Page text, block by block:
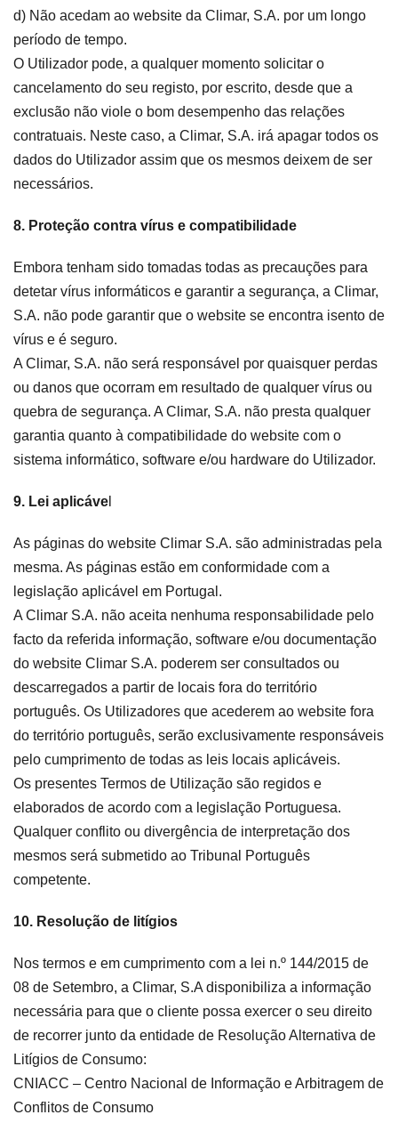
d) Não acedam ao website da Climar, S.A. por um longo
período de tempo.
O Utilizador pode, a qualquer momento solicitar o
cancelamento do seu registo, por escrito, desde que a
exclusão não viole o bom desempenho das relações
contratuais. Neste caso, a Climar, S.A. irá apagar todos os
dados do Utilizador assim que os mesmos deixem de ser
necessários.
8. Proteção contra vírus e compatibilidade
Embora tenham sido tomadas todas as precauções para
detetar vírus informáticos e garantir a segurança, a Climar,
S.A. não pode garantir que o website se encontra isento de
vírus e é seguro.
A Climar, S.A. não será responsável por quaisquer perdas
ou danos que ocorram em resultado de qualquer vírus ou
quebra de segurança. A Climar, S.A. não presta qualquer
garantia quanto à compatibilidade do website com o
sistema informático, software e/ou hardware do Utilizador.
9. Lei aplicáve
As páginas do website Climar S.A. são administradas pela
mesma. As páginas estão em conformidade com a
legislação aplicável em Portugal.
A Climar S.A. não aceita nenhuma responsabilidade pelo
facto da referida informação, software e/ou documentação
do website Climar S.A. poderem ser consultados ou
descarregados a partir de locais fora do território
português. Os Utilizadores que acederem ao website fora
do território português, serão exclusivamente responsáveis
pelo cumprimento de todas as leis locais aplicáveis.
Os presentes Termos de Utilização são regidos e
elaborados de acordo com a legislação Portuguesa.
Qualquer conflito ou divergência de interpretação dos
mesmos será submetido ao Tribunal Português
competente.
10. Resolução de litígios
Nos termos e em cumprimento com a lei n.º 144/2015 de
08 de Setembro, a Climar, S.A disponibiliza a informação
necessária para que o cliente possa exercer o seu direito
de recorrer junto da entidade de Resolução Alternativa de
Litígios de Consumo:
CNIACC – Centro Nacional de Informação e Arbitragem de
Conflitos de Consumo